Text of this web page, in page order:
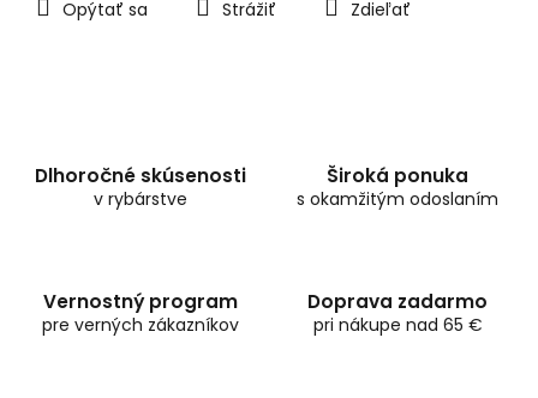
Opýtať sa Strážiť Zdieľať
Dlhoročné skúsenosti
v rybárstve
Široká ponuka
s okamžitým odoslaním
Vernostný program
pre verných zákazníkov
Doprava zadarmo
pri nákupe nad 65 €